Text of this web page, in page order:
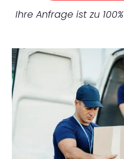
Ihre Anfrage ist zu